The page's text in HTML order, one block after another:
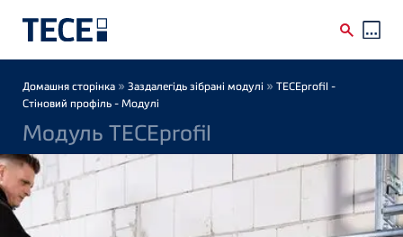
Breadcrumb
Домашня сторінка » Заздалегідь зібрані модулі » TECEprofil -
Стіновий профіль - Moдулі
Модуль TECEprofil